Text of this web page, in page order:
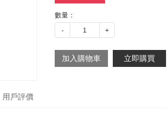
數量：
-
1 +
用戶評價